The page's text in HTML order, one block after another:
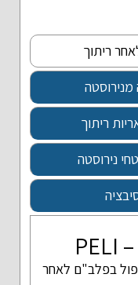
ריתוך
מנירוסטה
ריתוך
נירוסטה
בפלב"ם לאחר